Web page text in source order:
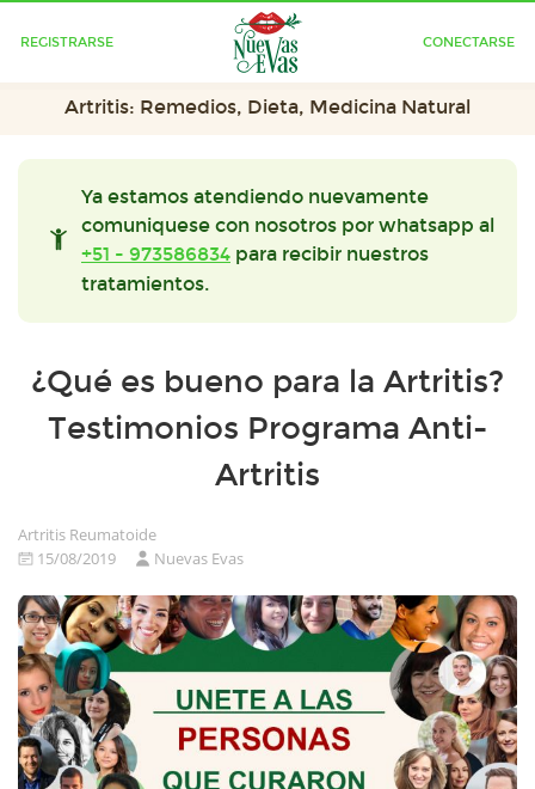
REGISTRARSE CONECTARSE
Artritis: Remedios, Dieta, Medicina Natural
Ya estamos atendiendo nuevamente
comuniquese con nosotros por whatsapp al
+51 - 973586834 para recibir nuestros
tratamientos.
¿Qué es bueno para la Artritis?
Testimonios Programa Anti-
Artritis
Artritis Reumatoide
15/08/2019
Nuevas Evas